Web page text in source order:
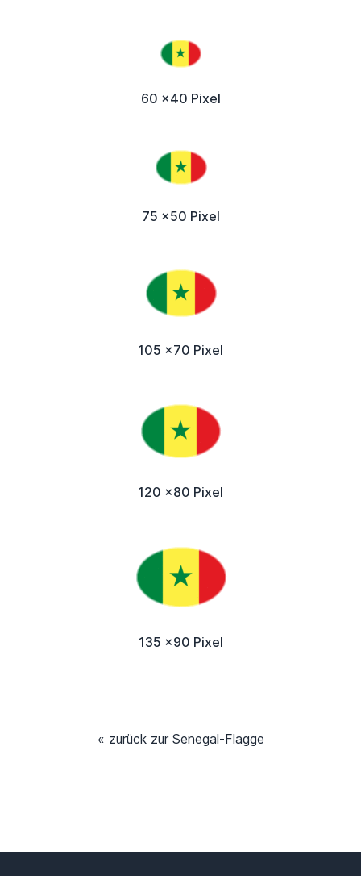
60 x40 Pixel
75 x50 Pixel
105 x70 Pixel
120 x80 Pixel
135 x90 Pixel
« zurück zur Senegal-Flagge